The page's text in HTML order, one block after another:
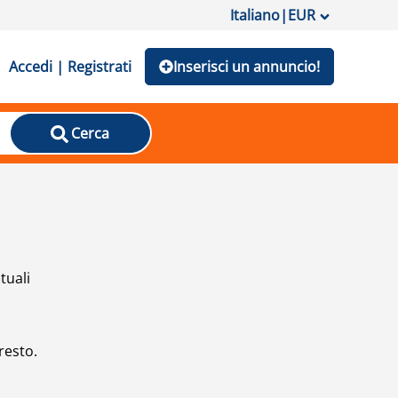
Italiano|EUR
Accedi | Registrati Inserisci un annuncio!
Cerca